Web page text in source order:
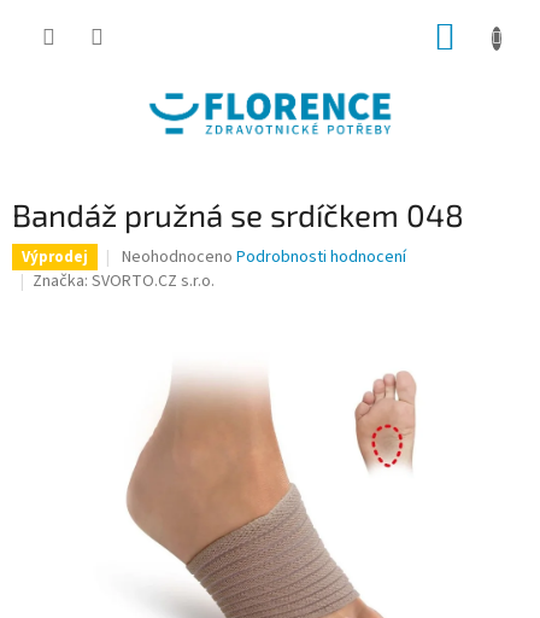
Bandáž pružná se srdíčkem 048
Výprodej
Průměrné
hodnocení
hvězdiček.
Neohodnoceno Podrobnosti hodnocení
Značka: SVORTO.CZ s.r.o.